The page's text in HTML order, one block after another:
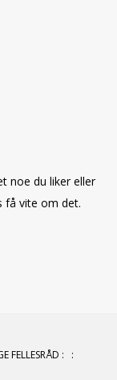
noe du liker eller
få vite om det.
FELLESRÅD : :